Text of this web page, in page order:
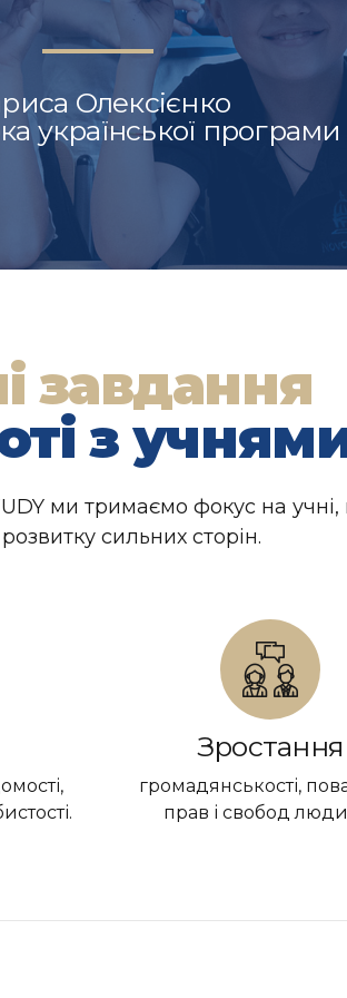
Олексієнко
української програми
завдання
з
ми тримаємо фокус на учні,
сильних сторін.
Зростання
громадянськості,
прав і свобод